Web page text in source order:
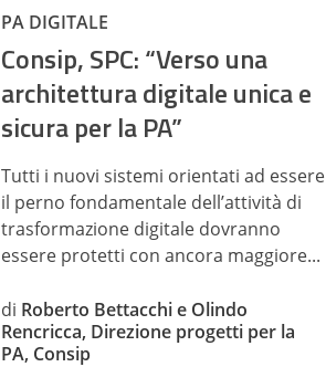
PA DIGITALE
Consip, SPC: “Verso una
architettura digitale unica e
sicura per la PA”
Tutti i nuovi sistemi orientati ad essere
il perno fondamentale dell’attività di
trasformazione digitale dovranno
essere protetti con ancora maggiore...
di Roberto Bettacchi e Olindo
Rencricca, Direzione progetti per la
PA, Consip